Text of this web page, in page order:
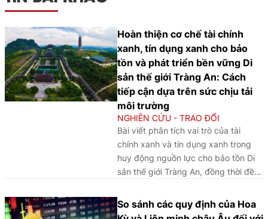
Hoàn thiện cơ chế tài chính
xanh, tín dụng xanh cho bảo
tồn và phát triển bền vững Di
sản thế giới Tràng An: Cách
tiếp cận dựa trên sức chịu tải
môi trường
NGHIÊN CỨU - TRAO ĐỔI
Bài viết phân tích vai trò của tài
chính xanh và tín dụng xanh trong
huy động nguồn lực cho bảo tồn Di
sản thế giới Tràng An, đồng thời đề
tải môi trường nhằm nâng cao hiệu
quả phát triển bền vững.
So sánh các quy định của Hoa